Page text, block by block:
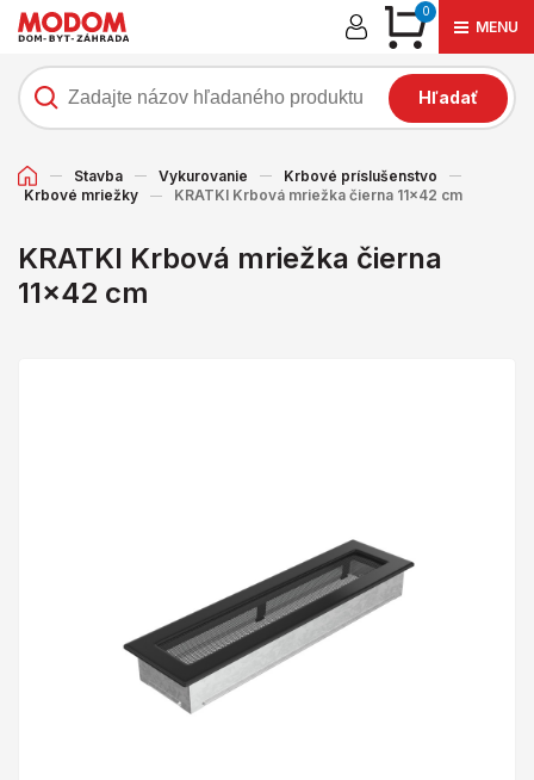
0
MENU
Hľadať
Stavba Vykurovanie
Krbové príslušenstvo
Krbové mriežky
KRATKI Krbová mriežka čierna 11x42 cm
KRATKI Krbová mriežka čierna
11x42 cm